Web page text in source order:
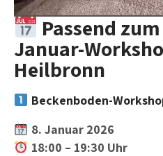
Passend
Januar-
Heilbronn
Beckenboden-
8. Januar 2026
18:00 – 19:30 Uhr